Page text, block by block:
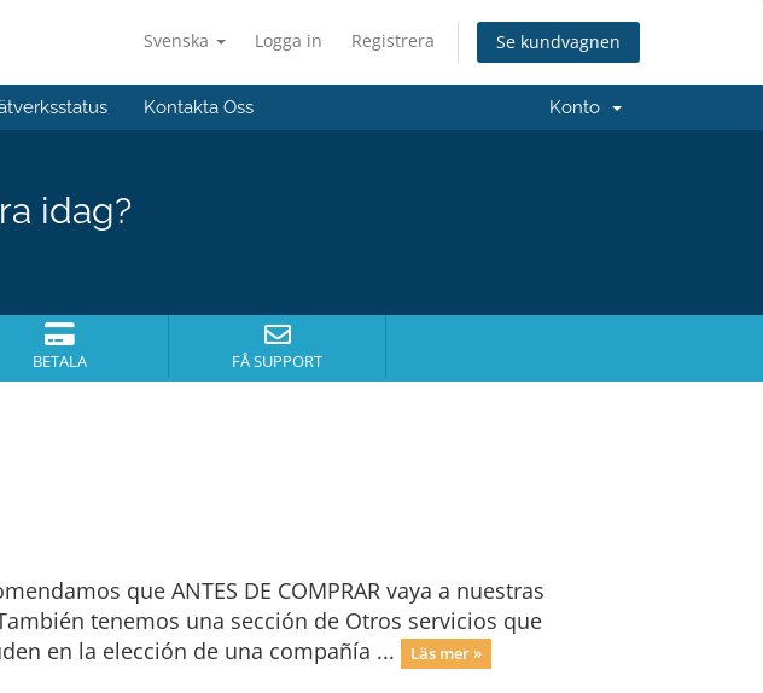
Svenska Logga in Registrera Se kundvagnen
Kontakta Oss Konto
idag?
BETALA FÅ SUPPORT
que ANTES DE COMPRAR vaya a nuestras
tenemos una sección de Otros servicios que
en la elección de una compañía ...
Läs mer »